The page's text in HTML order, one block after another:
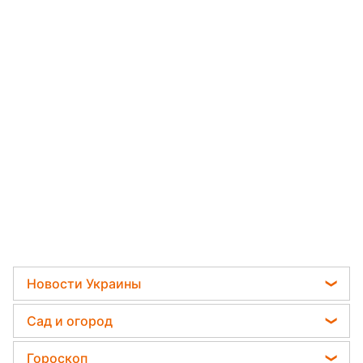
Новости Украины
Политика
Отключения света
Сад и огород
Садовод назвал самое эффективное средство
Гороскоп